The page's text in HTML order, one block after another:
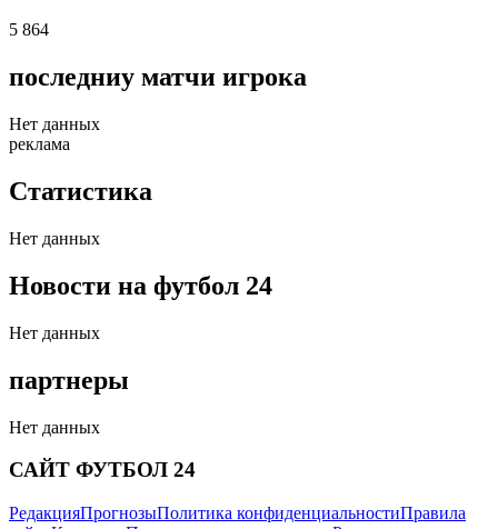
5 864
последниу матчи игрока
Нет данных
реклама
Статистика
Нет данных
Новости на футбол 24
Нет данных
партнеры
Нет данных
САЙТ ФУТБОЛ 24
РедакцияПрогнозыПолитика конфиденциальностиПравила